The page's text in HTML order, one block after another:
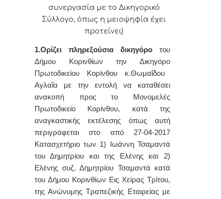
συνεργασία με το Δικηγορικό
Σύλλογο, όπως η μειοψηφία έχει
προτείνει)
1.Ορίζει πληρεξούσια δικηγόρο του
Δήμου Κορινθίωντην Δικηγόρο
Πρωτοδικείου
Κορίνθου κ.Θωμαΐδου
Αγλαΐα με την εντολή να καταθέσει
ανακοπή προς το Μονομελές
Πρωτοδικείο Κορίνθου, κατά της
αναγκαστικής εκτέλεσης όπως αυτή
περιγράφεται στο από 27-04-2017
Κατασχετήριο των 1) Ιωάννη Τσαμαντά
του Δημητρίου και της Ελένης και 2)
Ελένης συζ. Δημητρίου Τσαμαντά κατά
του Δήμου Κορινθίων Εις Χείρας Τρίτου,
της Ανώνυμης Τραπεζικής Εταιρείας με